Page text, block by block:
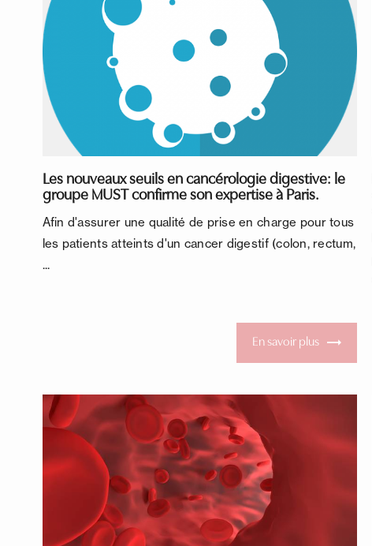
Les nouveaux seuils en cancérologie digestive: le
groupe MUST confirme son expertise à Paris.
Afin d'assurer une qualité de prise en charge pour tous
les patients atteints d'un cancer digestif (colon, rectum,
...
En savoir plus